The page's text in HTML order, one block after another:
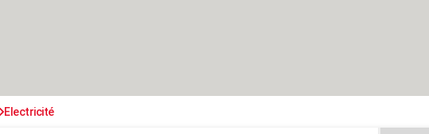
Electricité